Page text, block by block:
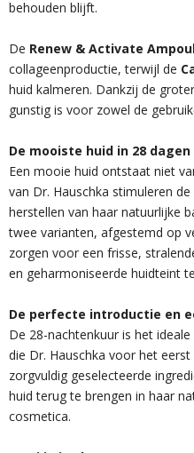
behouden blijft.
De Renew & Activate
collageenproductie, terwijl de
huid kalmeren. Dankzij de
gunstig is voor zowel de
De mooiste huid in 28 dagen
Een mooie huid ontstaat niet
van Dr. Hauschka stimuleren
herstellen van haar natuurlijke
twee varianten, afgestemd op
zorgen voor een frisse,
en geharmoniseerde huidteint
De perfecte introductie en
De 28-nachtenkuur is het
die Dr. Hauschka voor het
zorgvuldig geselecteerde
huid terug te brengen in haar
cosmetica.